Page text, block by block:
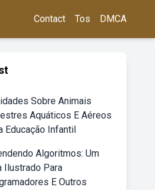
Contact Tos DMCA
Sobre Animais
Aquáticos E Aéreos
Educação Infantil
Algoritmos: Um
Ilustrado Para
E Outros